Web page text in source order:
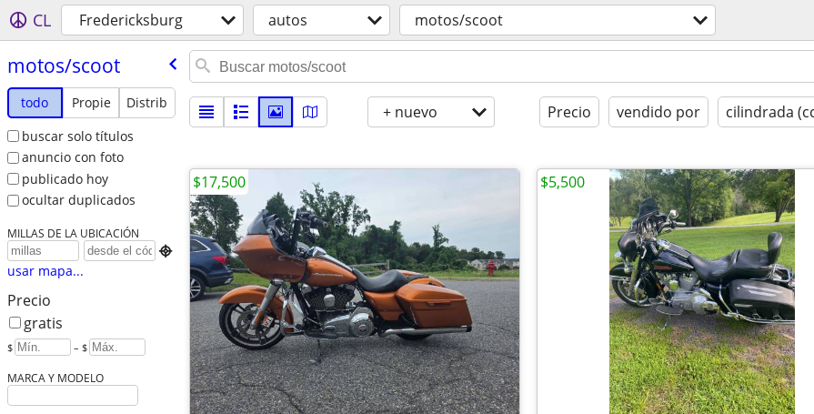
CL Fredericksburg autos motos/scoot
motos/​scoot
todo Propie
Distrib
buscar solo títulos
anuncio con foto
publicado hoy
ocultar duplicados
MILLAS DE LA UBICACIÓN

usar mapa...
Precio
gratis
$ – $
MARCA Y MODELO
+ nuevo Precio vendido por cilindrada
$17,500 $5,500